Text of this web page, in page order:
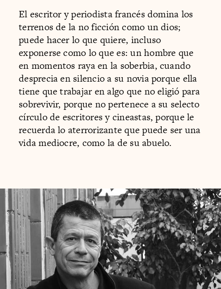
El escritor y periodista francés domina los
terrenos de la no ficción como un dios;
puede hacer lo que quiere, incluso
exponerse como lo que es: un hombre que
en momentos raya en la soberbia, cuando
desprecia en silencio a su novia porque ella
tiene que trabajar en algo que no eligió para
sobrevivir, porque no pertenece a su selecto
círculo de escritores y cineastas, porque le
recuerda lo aterrorizante que puede ser una
vida mediocre, como la de su abuelo.